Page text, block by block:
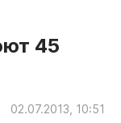
45
02.07.2013, 10:51